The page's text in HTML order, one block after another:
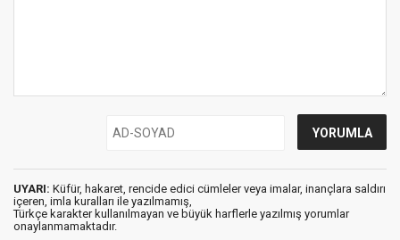
UYARI: Küfür, hakaret, rencide edici cümleler veya imalar, inançlara saldırı
içeren, imla kuralları ile yazılmamış,
Türkçe karakter kullanılmayan ve büyük harflerle yazılmış yorumlar
onaylanmamaktadır.